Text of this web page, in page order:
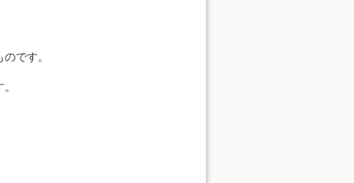
です。